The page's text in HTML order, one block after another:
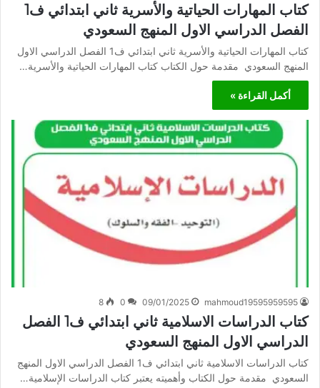
كتاب المهارات الحياتية والأسرية ثاني ابتدائي ف1
الفصل الدراسي الاول المنهج السعودي
كتاب المهارات الحياتية والأسرية ثاني ابتدائي ف1 الفصل الدراسي الاول
المنهج السعودي مقدمة حول الكتاب كتاب المهارات الحياتية والأسرية…
أكمل القراءة »
mahmoud19595959595
09/01/2025
0
8
كتاب الدراسات الاسلامية ثاني ابتدائي ف1 الفصل
الدراسي الاول المنهج السعودي
كتاب الدراسات الاسلامية ثاني ابتدائي ف1 الفصل الدراسي الاول المنهج
السعودي مقدمة حول الكتاب وأهميته يعتبر كتاب الدراسات الإسلامية…